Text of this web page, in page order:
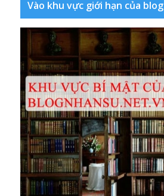
Vào khu vực giới hạn của blog